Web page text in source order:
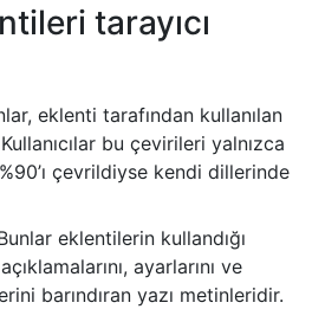
tarayıcı
eklenti tarafından kullanılan
bu çevirileri yalnızca
çevrildiyse kendi dillerinde
eklentilerin kullandığı
ayarlarını ve
barındıran yazı metinleridir.